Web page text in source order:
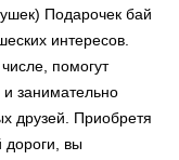
Подарочек бай
интересов.
помогут
и занимательно
друзей. Приобретя
дороги, вы